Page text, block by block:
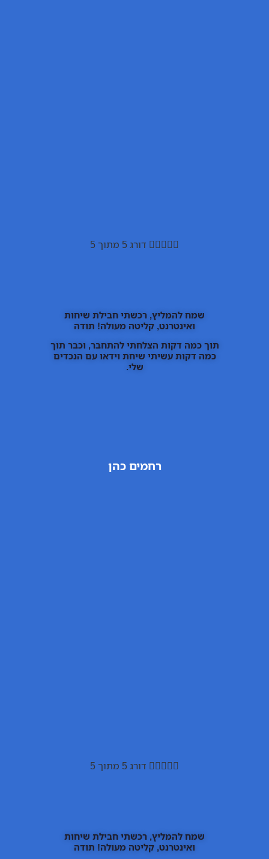
 דורג 5 מתוך 5
שמח להמליץ, רכשתי חבילת שיחות
ואינטרנט, קליטה מעולה! תודה
תוך כמה דקות הצלחתי להתחבר, וכבר תוך
כמה דקות עשיתי שיחת וידאו עם הנכדים
רחמים כהן
 דורג 5 מתוך 5
שמח להמליץ, רכשתי חבילת שיחות
ואינטרנט, קליטה מעולה! תודה